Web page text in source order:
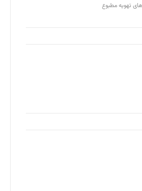
تهویه مطبوع